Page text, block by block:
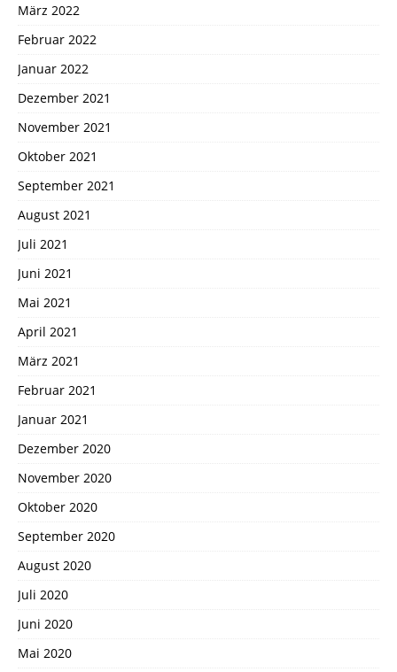
März 2022
Februar 2022
Januar 2022
Dezember 2021
November 2021
Oktober 2021
September 2021
August 2021
Juli 2021
Juni 2021
Mai 2021
April 2021
März 2021
Februar 2021
Januar 2021
Dezember 2020
November 2020
Oktober 2020
September 2020
August 2020
Juli 2020
Juni 2020
Mai 2020